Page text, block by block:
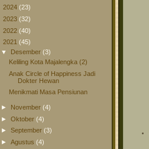
2024 (23)
2023 (32)
2022 (40)
2021 (45)
▼ Desember(3)
Keliling Kota Majalengka (2)
Anak Circle of Happiness Jadi
Dokter Hewan
Menikmati Masa Pensiunan
► November(4)
►Oktober(4)
►September(3)
►Agustus(4)